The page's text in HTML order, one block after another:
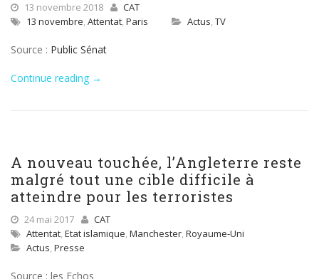
13 novembre 2018
CAT
13 novembre, Attentat, Paris Actus, TV
Source : Public Sénat
Continue reading →
A nouveau touchée, l’Angleterre reste
malgré tout une cible difficile à
atteindre pour les terroristes
24 mai 2017
CAT
Attentat, Etat islamique, Manchester, Royaume-Uni
Actus, Presse
Source : les Echos